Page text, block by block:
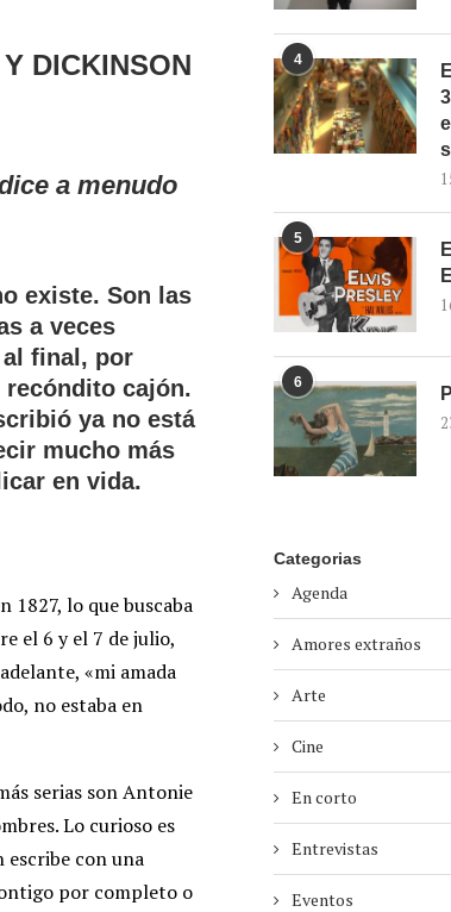
DICKINSON
a menudo
existe. Son las
a veces
final, por
recóndito cajón.
ya no está
mucho más
en vida.
1827, lo que buscaba
el 6 y el 7 de julio,
«mi amada
no estaba en
serias son Antonie
Lo curioso es
con una
por completo o
4
5
6
Categorias
Agenda
Amores extraños
Arte
Cine
En corto
Entrevistas
Eventos